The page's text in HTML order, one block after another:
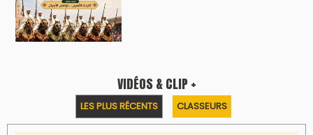
VIDÉOS & CLIP +
LES PLUS RÉCENTS CLASSEURS